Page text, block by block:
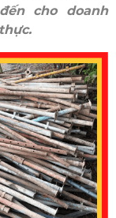
cho doanh